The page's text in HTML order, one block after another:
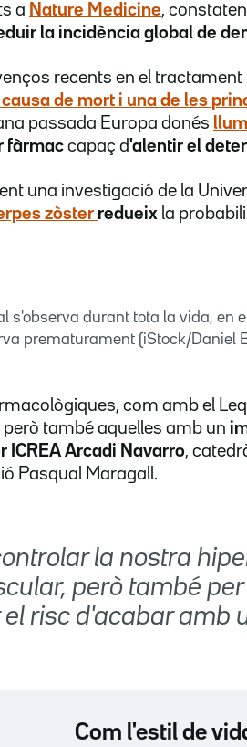
a Nature Medicine,
la incidència global de
recents en el
causa de mort i una de les
passada Europa donés
fàrmac capaç d'alentir el
una investigació de la
zòster redueix la
s'observa durant tota la vida, en
prematurament (iStock/Daniel
com amb el
també aquelles amb un
ICREA Arcadi Navarro,
Pasqual Maragall.
la nostra
però també
risc d'acabar amb
Com l'estil de